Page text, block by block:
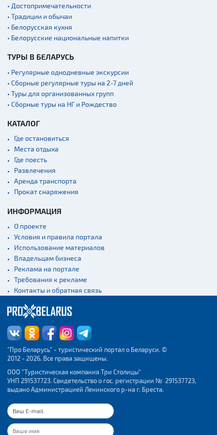
Спортинг-клубы и тиры
Ратуши
Садово-парковая
архитектура
Памятники
Памятники известным
людям
Кладбище
Монастыри
Костелы
Культурные центры
Театры
Концертные залы
Начало и окончание
Спортивные
Веломаршруты
Аэропорты
Железнодорожные
вокзалы
• Достопримечательности
• Традиции и обычаи
• Белорусская кухня
• Белорусские национальные напитки
ТУРЫ В БЕЛАРУСЬ
• Регулярные однодневные экскурсии
• Сборные регулярные туры на 2-7 дней
• Туры для организованных групп
• Сборные туры на НГ и Рождество
КАТАЛОГ
Где остановиться
Места отдыха
Где поесть
Развлечения
Аренда транспорта
Прокат снаряжения
ИНФОРМАЦИЯ
О проекте
Условия и правила портала
Использование материалов
Владельцам бизнеса
Реклама на портале
Требования к рекламе
Контакты и обратная связь
"Про Беларусь" - туристический портал о Беларуси. ©
2012 - 2026. Все права защищены.
ООО "Туристическая компания Три Столицы"
УНП 291537723. Свидетельство о гос. регистрации № 291537723,
выдано Администрацией Ленинского р-на г. Бреста.